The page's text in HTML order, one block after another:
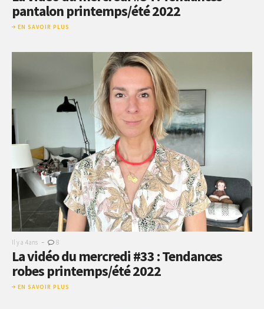
pantalon printemps/été 2022
EN SAVOIR PLUS
Il y a 4 ans - 8
La vidéo du mercredi #33 : Tendances
robes printemps/été 2022
EN SAVOIR PLUS